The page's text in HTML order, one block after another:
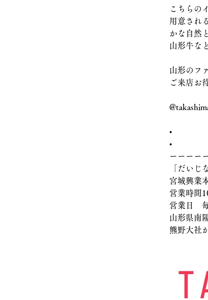
こちらの
用意され
かな自然
山形牛な
山形のフ
ご来店お
•
•
ーーーー
「だいじ
宮城興業
営業時間
営業日　
山形県南
熊野大社